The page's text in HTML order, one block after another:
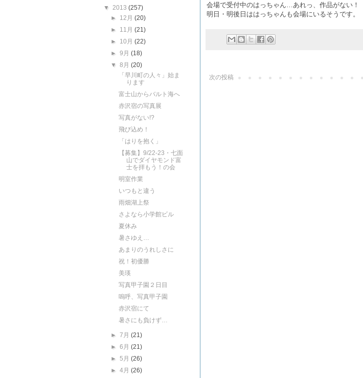
会場で受付中のはっちゃん…あれっ、作品がない！
明日・明後日ははっちゃんも会場にいるそうです。
次の投稿
▼ 2013 (257)
► 12月(20)
► 11月(21)
► 10月(22)
►9月(18)
▼8月(20)
「早川町の人々」始ま
ります
富士山からバルト海へ
赤沢宿の写真展
写真がない!?
飛び込め！
「はりを抱く」
【募集】9/22-23・七面
山でダイヤモンド富
士を拝もう！の会
明室作業
いつもと違う
雨畑湖上祭
さよなら小学館ビル
夏休み
暑さゆえ…
あまりのうれしさに
祝！初優勝
美瑛
写真甲子園２日目
嗚呼、写真甲子園
赤沢宿にて
暑さにも負けず…
►7月(21)
►6月(21)
►5月(26)
►4月(26)